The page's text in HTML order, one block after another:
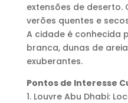
extensões de deserto.
verões quentes e
A cidade é conhecida
branca, dunas de
exuberantes.
Pontos de Interesse
1. Louvre Abu Dhabi: